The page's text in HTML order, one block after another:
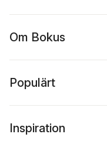
Om Bokus
Populärt
Inspiration